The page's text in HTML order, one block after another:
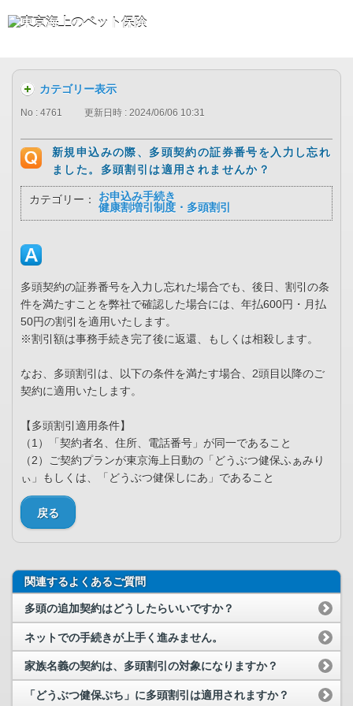
カテゴリー表示
No : 4761 更新日時 : 2024/06/06 10:31
新規申込みの際、多頭契約の証券番号を入力し忘れ
ました。多頭割引は適用されませんか？
カテゴリー：
お申込み手続き
健康割増引制度・多頭割引
多頭契約の証券番号を入力し忘れた場合でも、後日、割引の条
件を満たすことを弊社で確認した場合には、年払600円・月払
50円の割引を適用いたします。
※割引額は事務手続き完了後に返還、もしくは相殺します。
なお、多頭割引は、以下の条件を満たす場合、2頭目以降のご
契約に適用いたします。
【多頭割引適用条件】
（1）「契約者名、住所、電話番号」が同一であること
（2）ご契約プランが東京海上日動の「どうぶつ健保ふぁみり
ぃ」もしくは、「どうぶつ健保しにあ」であること
戻る
関連するよくあるご質問
多頭の追加契約はどうしたらいいですか？
ネットでの手続きが上手く進みません。
家族名義の契約は、多頭割引の対象になりますか？
「どうぶつ健保ぷち」に多頭割引は適用されますか？